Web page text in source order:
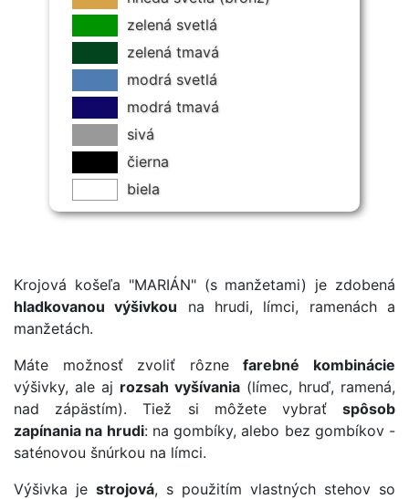
zelená svetlá
zelená tmavá
modrá svetlá
modrá tmavá
sivá
čierna
biela
Krojová košeľa "MARIÁN" (s manžetami) je zdobená
hladkovanou výšivkou na hrudi, límci, ramenách a
manžetách.
Máte možnosť zvoliť rôznefarebné kombinácie
výšivky, ale aj rozsah vyšívania (límec, hruď, ramená,
nad zápästím). Tiež si môžete vybrať spôsob
zapínania na hrudi: na gombíky, alebo bez gombíkov -
saténovou šnúrkou na límci.
Výšivka je strojová, s použitím vlastných stehov so